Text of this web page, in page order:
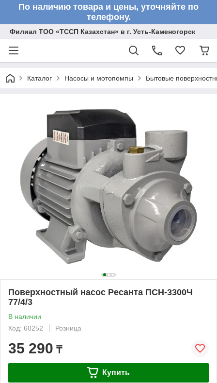
По наличию товара и цены, уточняйте по
телефону.
Филиал ТОО «ТССП Казахстан» в г. Усть-Каменогорск
Каталог Насосы и мотопомпы Бытовые
Поверхностный насос Ресанта ПСН-3300Ч
77/4/3
В наличии
Код: 60252
Розница
35 290 ₸
Купить